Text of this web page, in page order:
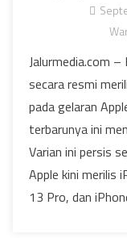
Jalurmedia.com
secara resmi
pada gelaran
terbarunya ini
Varian ini persis
Apple kini merilis
13 Pro, dan